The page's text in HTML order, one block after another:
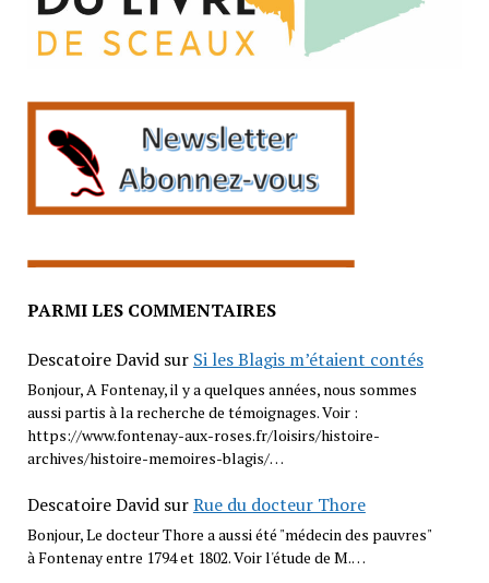
PARMI LES COMMENTAIRES
Descatoire Davidsur Si les Blagis m’étaient contés
Bonjour, A Fontenay, il y a quelques années, nous sommes
aussi partis à la recherche de témoignages. Voir :
https://www.fontenay-aux-roses.fr/loisirs/histoire-
archives/histoire-memoires-blagis/…
Descatoire DavidsurRue du docteur Thore
Bonjour, Le docteur Thore a aussi été "médecin des pauvres"
à Fontenay entre 1794 et 1802. Voir l'étude de M.…